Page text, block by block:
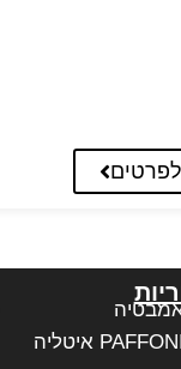
לפרטים